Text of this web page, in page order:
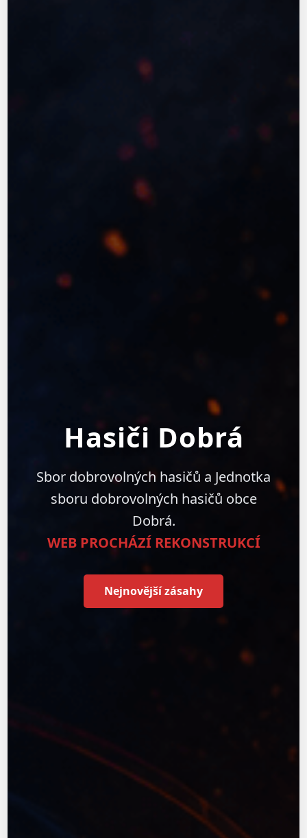
Hasiči Dobrá
Sbor dobrovolných hasičů a Jednotka
sboru dobrovolných hasičů obce
Dobrá.
WEB PROCHÁZÍ REKONSTRUKCÍ
Nejnovější zásahy